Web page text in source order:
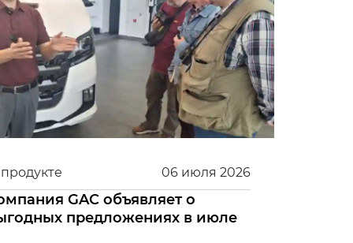
06 июля 2026
GAC объявляет о
предложениях в июле